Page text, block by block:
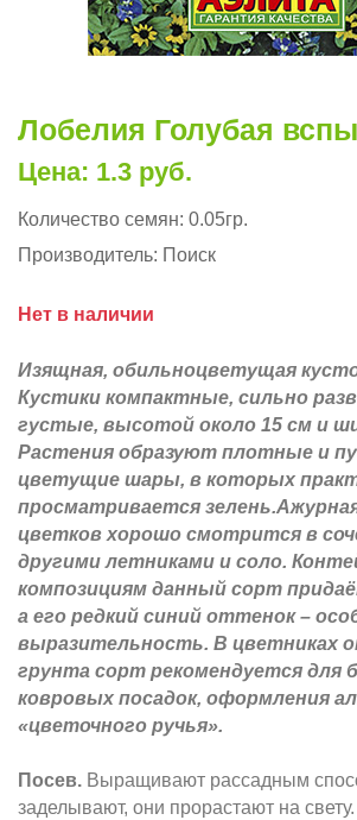
Лобелия Голубая
Цена: 1.3 руб.
Количество семян: 0.05гр.
Производитель: Поиск
Нет в наличии
Изящная, обильноцветущая
Кустики компактные, сильно
густые, высотой около 15 см и
Растения образуют плотные и
цветущие шары, в которых
просматривается
цветков хорошо смотрится в
другими летниками и соло.
композициям данный сорт
а его редкий синий оттенок –
выразительность. В цветниках
грунта сорт рекомендуется для
ковровых посадок, оформления
«цветочного ручья».
Посев. Выращивают рассадным
заделывают, они прорастают на